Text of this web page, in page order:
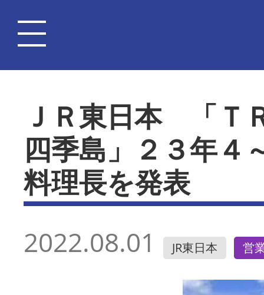
ＪＲ東日本 「
四季島」２３年４
料理長を発表
2022.08.01 JR東日本 営